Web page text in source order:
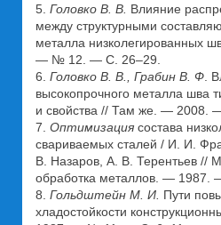
5. Головко В. В. Влияние
между структурными
металла низколегированных
— № 12. — С. 26–29.
6. Головко В. В., Грабин В. Ф .
высокопрочного металла шва
и свойства // Там же. —
7. Оптимизация состава
свариваемых сталей / И. И.
В. Назаров, А. В. Терентьев //
обработка металлов. —
8. Гольдштейн М. И. Пути
хладостойкости